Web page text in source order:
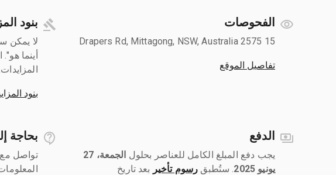
الفحوصات
15 Drapers Rd, Mittagong, NSW, Australia 2575
تفاصيل الموقع
بنود
لا يمكن
أينما
المزايدات.
بنود
الدفع
يجب دفع المبلغ الكامل للعناصر بحلول ‎
الجمعة، 27
يونيو 2025
رسوم تأخير بعد تاريخ
بحاجة
تواصل